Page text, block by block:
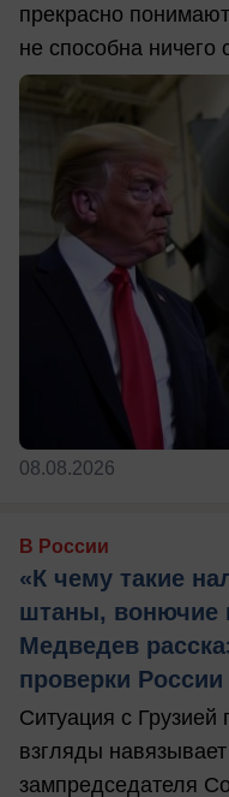
прекрасно
не способна ничего
08.08.2026
В России
«К чему такие
штаны, вонючие
Медведев
проверки
Ситуация с Грузией
взгляды
зампредседателя